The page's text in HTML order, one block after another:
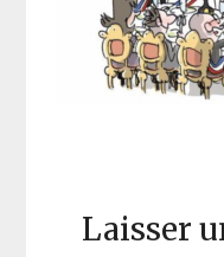
Laisser